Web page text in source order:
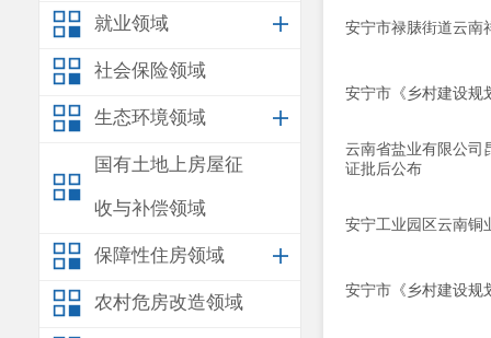
就业领域
社会保险领域
生态环境领域
国有土地上房屋征
收与补偿领域
保障性住房领域
农村危房改造领域
安宁市禄脿街道云南
安宁市《乡村建设规
云南省盐业有限公司
证批后公布
安宁工业园区云南铜
安宁市《乡村建设规